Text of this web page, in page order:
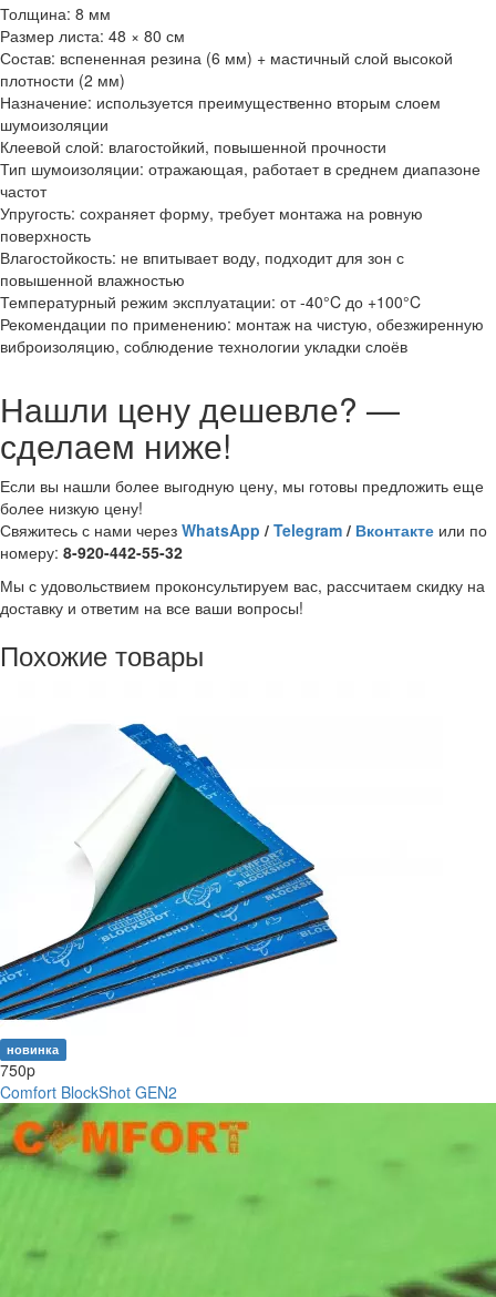
Толщина: 8 мм
Размер листа: 48 × 80 см
Состав: вспененная резина (6 мм) + мастичный слой высокой
плотности (2 мм)
Назначение: используется преимущественно вторым слоем
шумоизоляции
Клеевой слой: влагостойкий, повышенной прочности
Тип шумоизоляции: отражающая, работает в среднем диапазоне
частот
Упругость: сохраняет форму, требует монтажа на ровную
поверхность
Влагостойкость: не впитывает воду, подходит для зон с
повышенной влажностью
Температурный режим эксплуатации: от -40°C до +100°C
Рекомендации по применению: монтаж на чистую, обезжиренную
виброизоляцию, соблюдение технологии укладки слоёв
Нашли цену дешевле? —
сделаем ниже!
Если вы нашли более выгодную цену, мы готовы предложить еще
более низкую цену!
Свяжитесь с нами через WhatsApp / Telegram / Вконтакте или по
номеру: 8-920-442-55-32
Мы с удовольствием проконсультируем вас, рассчитаем скидку на
доставку и ответим на все ваши вопросы!
Похожие товары
новинка
750p
Comfort BlockShot GEN2